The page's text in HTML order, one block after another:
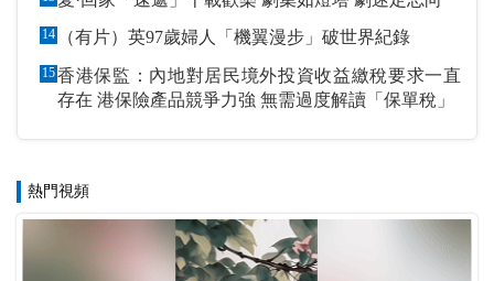
14 （有片）英97歲婦人「機翼漫步」破世界紀錄
15香港保監：內地對居民境外投資收益繳稅要求一直
存在 港保險產品競爭力強 無需過度解讀「保單稅」
熱門視頻